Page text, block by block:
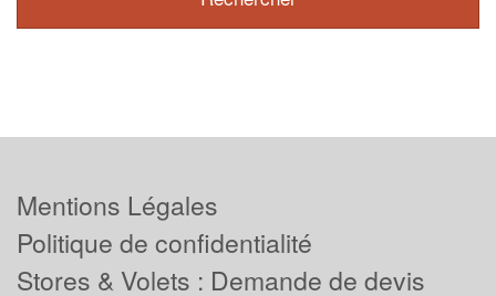
Mentions Légales
Politique de confidentialité
Stores & Volets : Demande de devis